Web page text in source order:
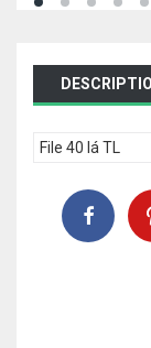
File 40 lá TL